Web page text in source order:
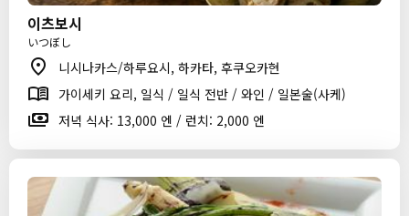
이츠보시
いつぼし
니시나카스/하루요시, 하카타, 후쿠오카현
가이세키 요리, 일식 / 일식 전반 / 와인 / 일본술(사케)
저녁 식사: 13,000 엔 / 런치: 2,000 엔